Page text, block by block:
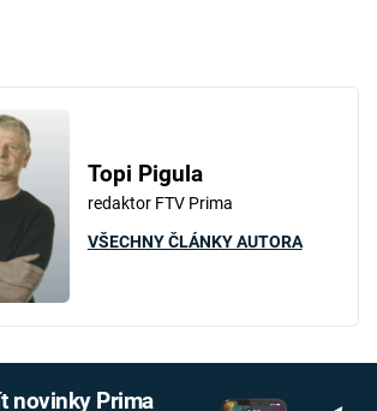
Topi Pigula
redaktor FTV Prima
VŠECHNY ČLÁNKY AUTORA
novinky Prima